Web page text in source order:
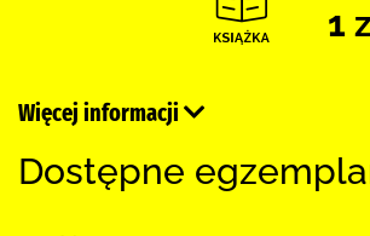
1
Więcej informacji
Dostępne